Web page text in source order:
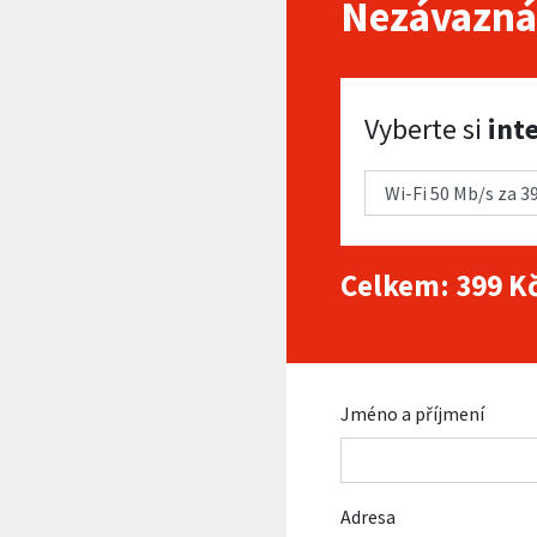
Vyberte si internet
Vyberte si
Celkem: 399
Jméno a příjmení
Adresa